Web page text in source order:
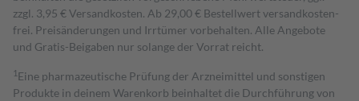
zzgl. 3,95 € Versandkosten. Ab 29,00 € Bestell­wert versand­kosten­
frei. Preisänderungen und Irrtümer vorbehalten. Alle Angebote
und Gratis-Beigaben nur solange der Vorrat reicht.
1 Eine pharmazeutische Prüfung der Arzneimittel und sonstigen
Produkte in deinem Warenkorb beinhaltet die Durchführung von